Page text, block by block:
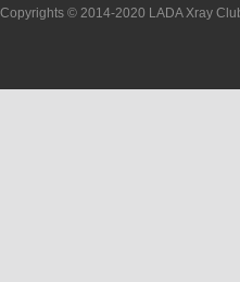
Copyrights © 2014-2020 LADA Xray